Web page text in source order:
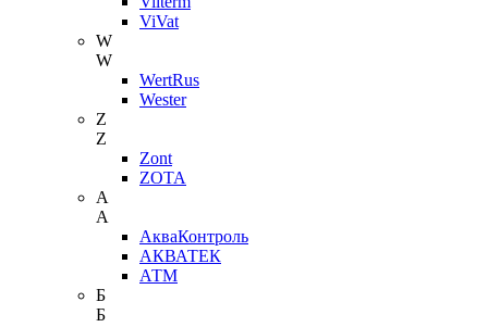
ViVat
W
W
WertRus
Wester
Z
Z
Zont
ZOTA
А
А
АкваКонтроль
АКВАТЕК
АТМ
Б
Б